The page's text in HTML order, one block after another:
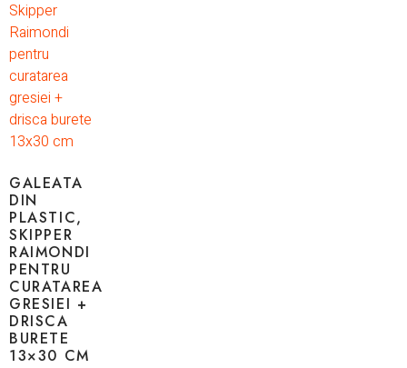
GALEATA
DIN
PLASTIC,
SKIPPER
RAIMONDI
PENTRU
CURATAREA
GRESIEI +
DRISCA
BURETE
13×30 CM